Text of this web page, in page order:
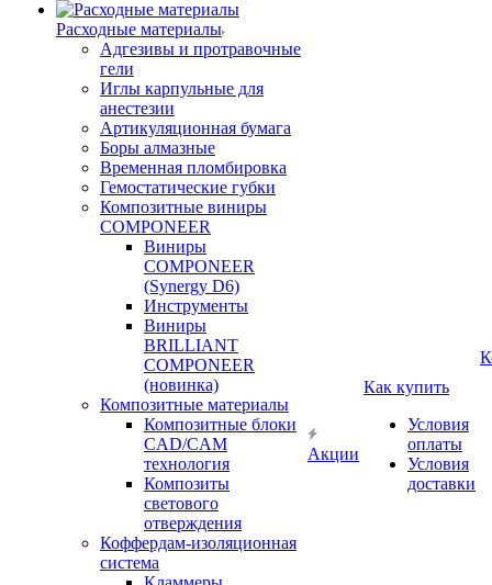
Расходные материалы
Адгезивы и протравочные
гели
Иглы карпульные для
анестезии
Артикуляционная бумага
Боры алмазные
Временная пломбировка
Гемостатические губки
Композитные виниры
COMPONEER
Виниры
COMPONEER
(Synergy D6)
Инструменты
Виниры
BRILLIANT
COMPONEER
(новинка)
Композитные материалы
Композитные блоки
CAD/СAM
технология
Композиты
светового
отверждения
Коффердам-изоляционная
система
Акции
Как купить
Условия
оплаты
Условия
доставки